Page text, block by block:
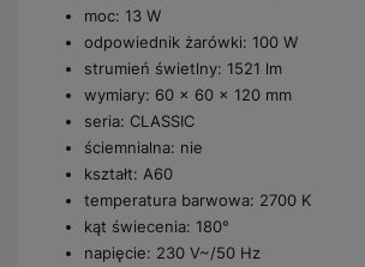
moc: 13 W
odpowiednik żarówki: 100 W
strumień świetlny: 1521 lm
wymiary: 60 × 60 × 120 mm
seria: CLASSIC
ściemnialna: nie
kształt: A60
temperatura barwowa: 2700 K
kąt świecenia: 180°
napięcie: 230 V~/50 Hz